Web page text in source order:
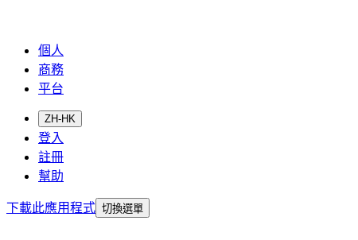
個人
商務
平台
ZH-HK
登入
註冊
幫助
下載此應用程式 切換選單